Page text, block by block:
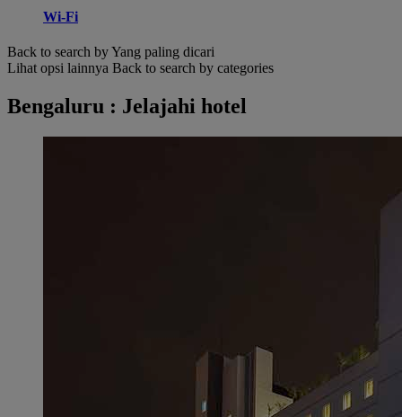
Wi-Fi
Back to search by Yang paling dicari
Lihat opsi lainnya Back to search by categories
Bengaluru : Jelajahi hotel